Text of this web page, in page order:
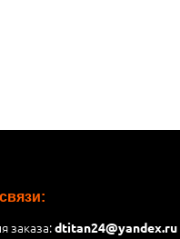
заказа:dtitan24@yandex.ru